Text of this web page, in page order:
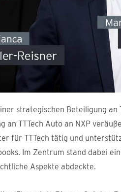
strategischen Beteiligung an
TTTech Auto an NXP
für TTTech tätig und
Im Zentrum stand dabei
Aspekte abdeckte.